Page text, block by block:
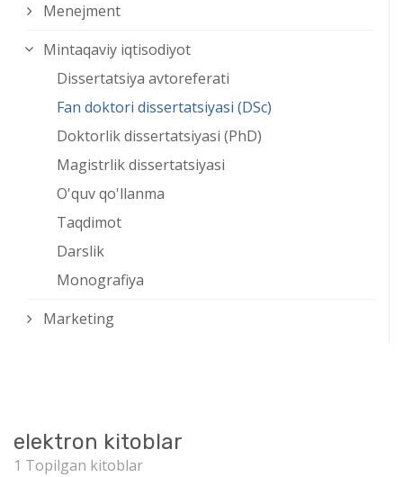
Menejment
Mintaqaviy iqtisodiyot
Dissertatsiya avtoreferati
Fan doktori dissertatsiyasi (DSc)
Doktorlik dissertatsiyasi (PhD)
Magistrlik dissertatsiyasi
O'quv qo'llanma
Taqdimot
Darslik
Monografiya
Marketing
elektron kitoblar
1 Topilgan kitoblar